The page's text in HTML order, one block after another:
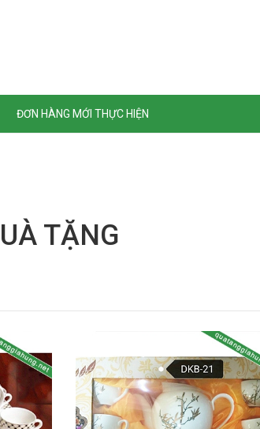
ĐƠN HÀNG MỚI THỰC HIỆN
TẶNG